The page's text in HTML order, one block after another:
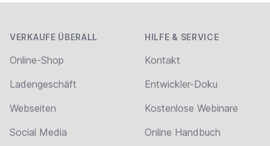
VERKAUFE ÜBERALL
Online-Shop
Ladengeschäft
Webseiten
Social Media
HILFE & SERVICE
Kontakt
Entwickler-Doku
Kostenlose Webinare
Online Handbuch